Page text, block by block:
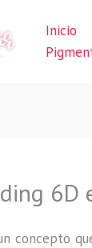
Inicio
6D
concepto